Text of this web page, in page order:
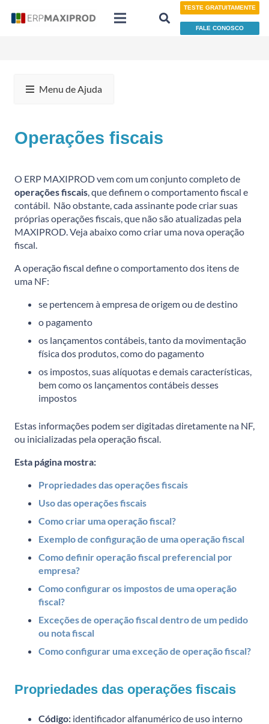
TESTE GRATUITAMENTE
FALE CONOSCO
Menu de Ajuda
Operações fiscais
O ERP MAXIPROD vem com um conjunto completo de
operações fiscais , que definem o comportamento fiscal e
contábil. Não obstante, cada assinante pode criar suas
próprias operações fiscais, que não são atualizadas pela
MAXIPROD. Veja abaixo como criar uma nova operação
fiscal.
A operação fiscal define o comportamento dos itens de
uma NF:
se pertencem à empresa de origem ou de destino
o pagamento
os lançamentos contábeis, tanto da movimentação
física dos produtos, como do pagamento
os impostos, suas alíquotas e demais características,
bem como os lançamentos contábeis desses
impostos
Estas informações podem ser digitadas diretamente na NF,
ou inicializadas pela operação fiscal.
Esta página mostra:
Propriedades das operações fiscais
Uso das operações fiscais
Como criar uma operação fiscal?
Exemplo de configuração de uma operação fiscal
Como definir operação fiscal preferencial por
empresa?
Como configurar os impostos de uma operação
fiscal?
Exceções de operação fiscal dentro de um pedido
ou nota fiscal
Como configurar uma exceção de operação fiscal?
Propriedades das operações fiscais
Código: identificador alfanumérico de uso interno